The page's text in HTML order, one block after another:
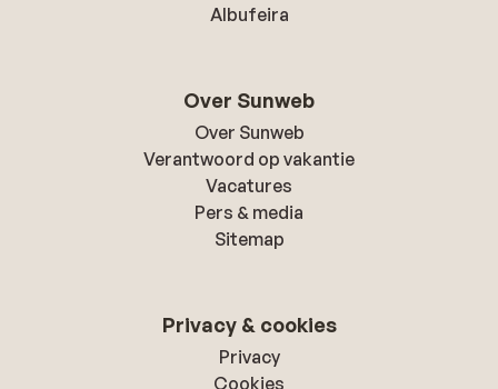
Albufeira
Over Sunweb
Over Sunweb
Verantwoord op vakantie
Vacatures
Pers & media
Sitemap
Privacy & cookies
Privacy
Cookies